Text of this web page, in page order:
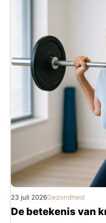
23 juli 2026Gezondheid
De betekenis van